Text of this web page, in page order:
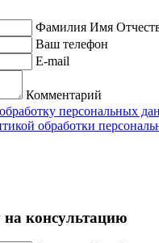
Фамилия Имя
Ваш телефон
E-mail
Комментарий
обработку персональных
обработки
на консультацию